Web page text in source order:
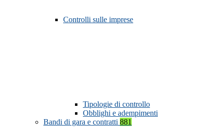
Controlli sulle imprese
Tipologie di controllo
Obblighi e adempimenti
Bandi di gara e contratti 881